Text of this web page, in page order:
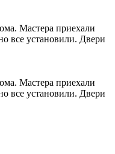
Мастера приехали
все установили. Двери
Мастера приехали
все установили. Двери